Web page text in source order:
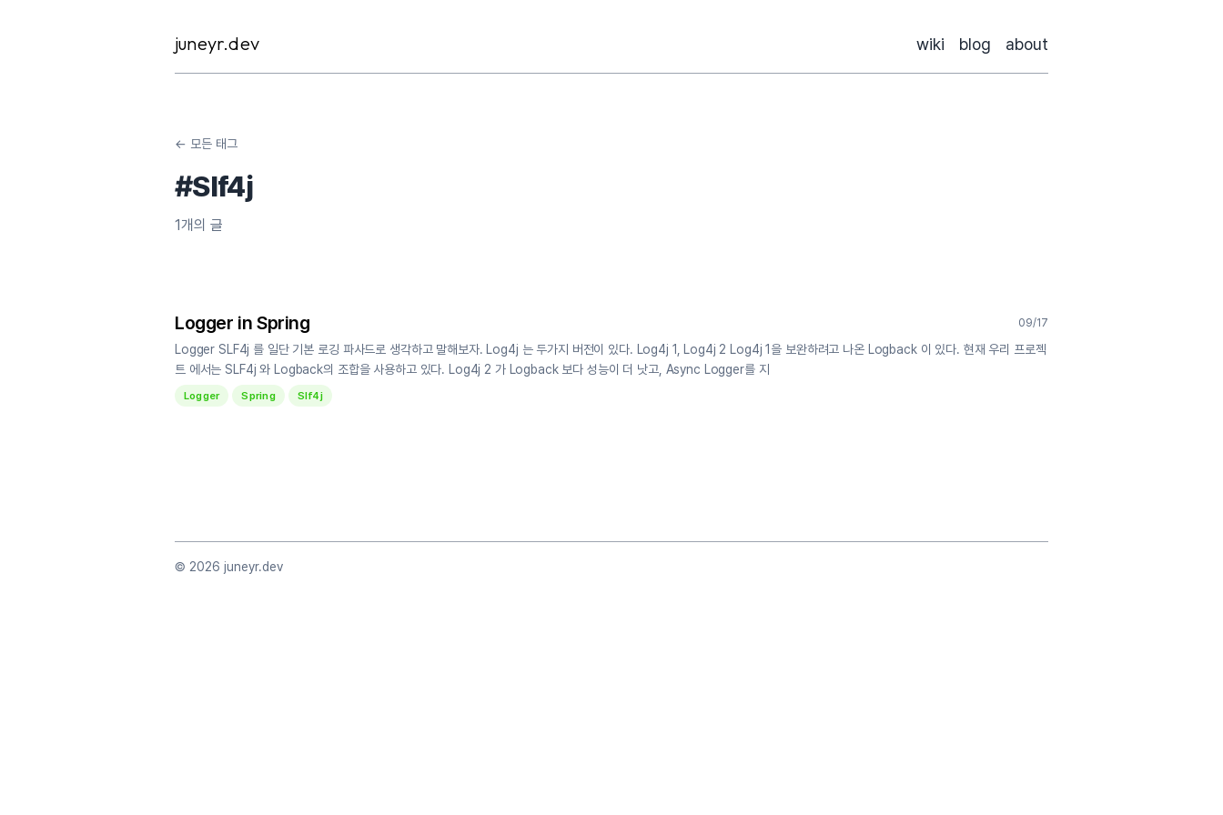
juneyr.dev wiki blog about
← 모든 태그
#Slf4j
1개의 글
Logger in Spring 09/17
Logger SLF4j 를 일단 기본 로깅 파사드로 생각하고 말해보자. Log4j 는 두가지 버전이 있다. Log4j 1, Log4j 2 Log4j 1을 보완하려고 나온 Logback 이 있다. 현재 우리 프로젝
트 에서는 SLF4j 와 Logback의 조합을 사용하고 있다. Log4j 2 가 Logback 보다 성능이 더 낫고, Async Logger를 지
Logger Spring Slf4j
© 2026 juneyr.dev